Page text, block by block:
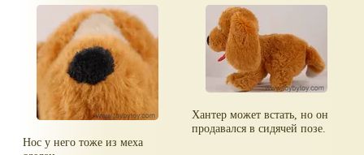
Нос у него тоже из меха
Хантер может встать, но он
продавался в сидячей позе.